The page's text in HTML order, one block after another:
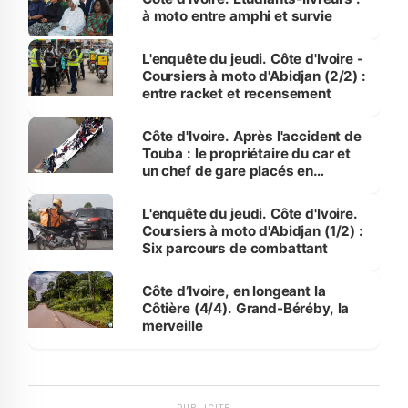
à moto entre amphi et survie
L'enquête du jeudi. Côte d'Ivoire -
Coursiers à moto d'Abidjan (2/2) :
entre racket et recensement
Côte d'Ivoire. Après l'accident de
Touba : le propriétaire du car et
un chef de gare placés en
L'enquête du jeudi. Côte d'Ivoire.
Coursiers à moto d'Abidjan (1/2) :
Six parcours de combattant
Côte d’Ivoire, en longeant la
Côtière (4/4). Grand-Béréby, la
merveille